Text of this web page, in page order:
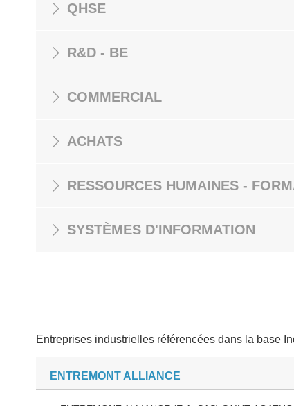
QHSE
R&D - BE
COMMERCIAL
ACHATS
RESSOURCES HUMAINES -
SYSTÈMES D'INFORMATION
Entreprises industrielles référencées dans la base
ENTREMONT ALLIANCE